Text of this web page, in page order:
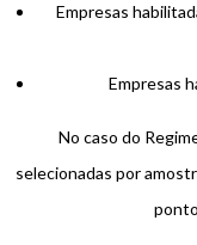
Empresas
Empresas
No caso do
selecionadas por